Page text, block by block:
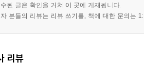
된 글은 확인을 거쳐 이 곳에 게재됩니다.
분들의 리뷰는 리뷰 쓰기를, 책에 대한 문의는
리뷰